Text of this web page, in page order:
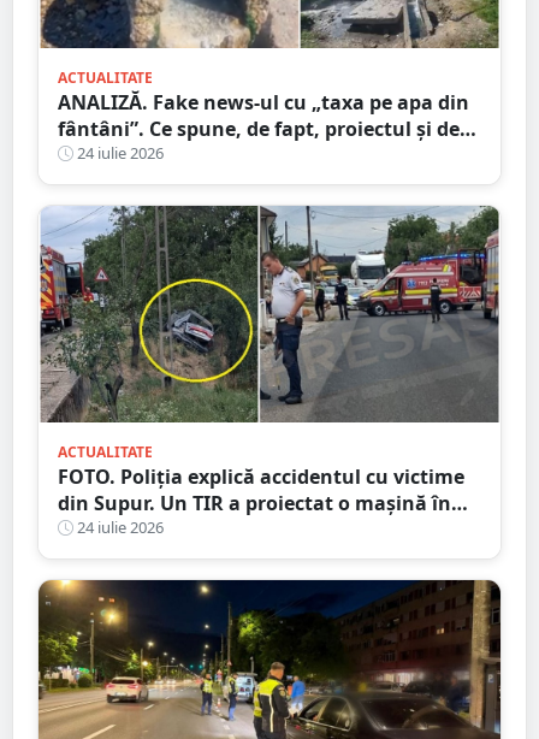
ACTUALITATE
ANALIZĂ. Fake news-ul cu „taxa pe apa din
fântâni”. Ce spune, de fapt, proiectul și de
unde a pornit dezinformarea
24 iulie 2026
ACTUALITATE
FOTO. Poliția explică accidentul cu victime
din Supur. Un TIR a proiectat o mașină în
șanț24 iulie 2026